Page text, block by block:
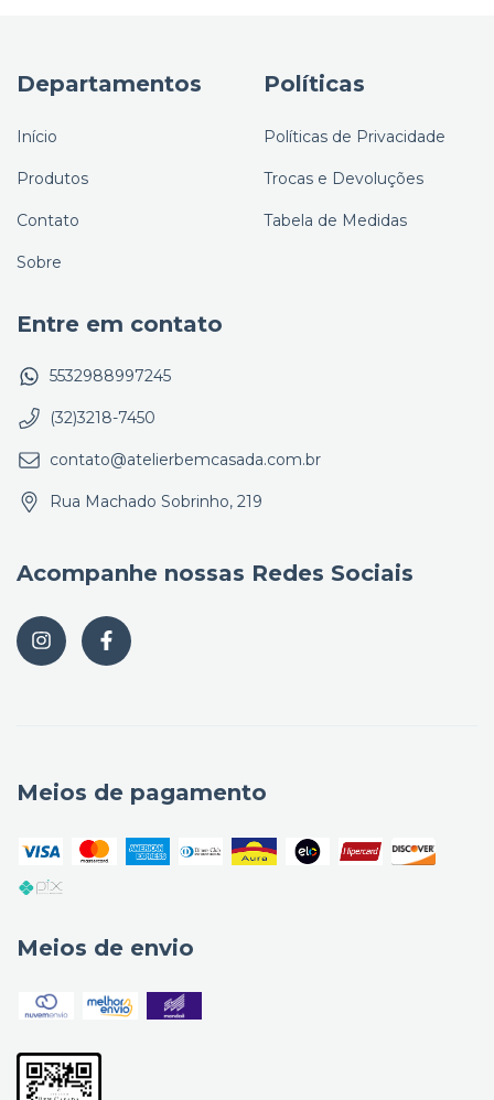
Departamentos
Início
Produtos
Contato
Sobre
Políticas
Políticas de Privacidade
Trocas e Devoluções
Tabela de Medidas
Entre em contato
5532988997245
(32)3218-7450
contato@atelierbemcasada.com.br
Rua Machado Sobrinho, 219
Acompanhe nossas Redes Sociais
Meios de pagamento
Meios de envio